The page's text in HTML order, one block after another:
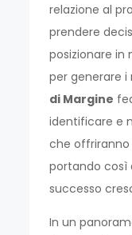
relazione al
prendere
posizionare
per generare i
di Margine
identificare e
che offriranno
portando così
successo
In un